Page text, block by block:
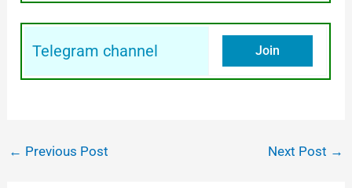
Telegram channel Join
← Previous Post Next Post →